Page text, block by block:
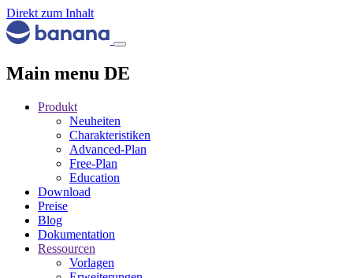
Direkt zum Inhalt
Main menu DE
Produkt
Neuheiten
Charakteristiken
Advanced-Plan
Free-Plan
Education
Download
Preise
Blog
Dokumentation
Ressourcen
Vorlagen